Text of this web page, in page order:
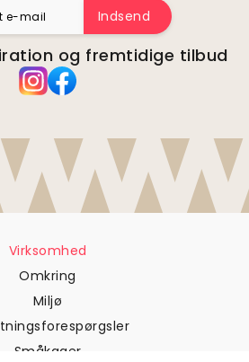
Indsend
og fremtidige tilbud
Virksomhed
Omkring
Miljø
Småkager